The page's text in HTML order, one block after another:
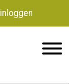
inloggen